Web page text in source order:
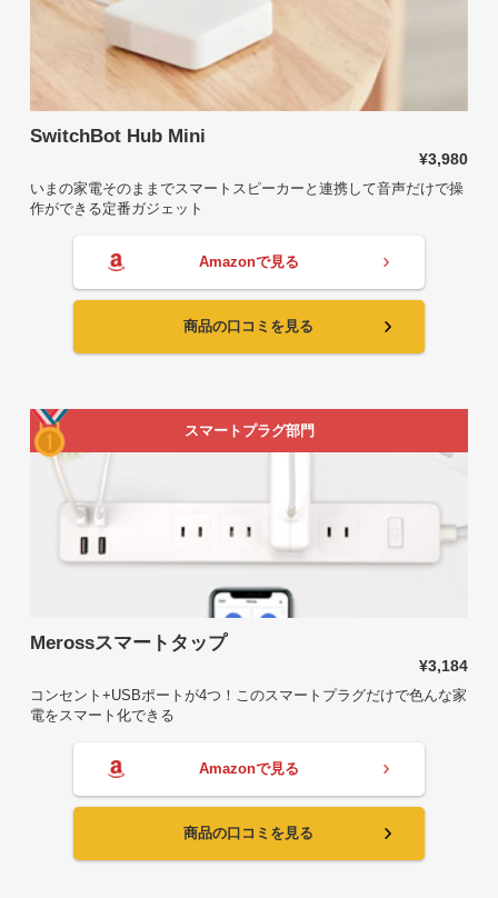
SwitchBot Hub Mini
¥3,980
いまの家電そのままでスマートスピーカーと連携して音声だけで操
作ができる定番ガジェット
Amazonで見る
商品の口コミを見る
スマートプラグ部門
Merossスマートタップ
¥3,184
コンセント+USBポートが4つ！このスマートプラグだけで色んな家
電をスマート化できる
Amazonで見る
商品の口コミを見る